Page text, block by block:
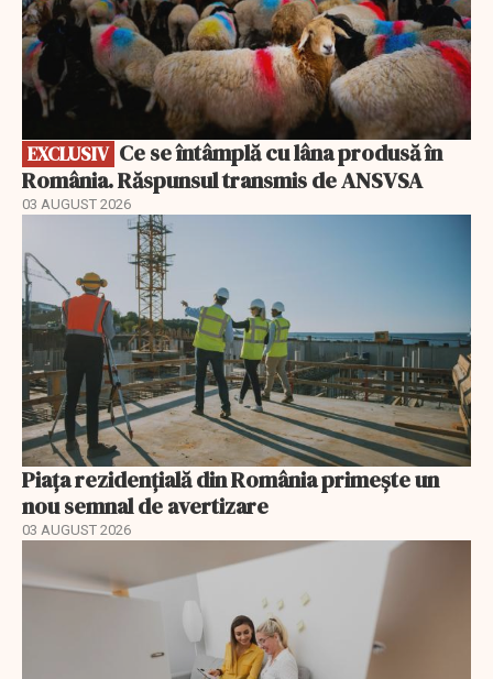
EXCLUSIV
România. Răspunsul transmis de ANSVSA
03 AUGUST 2026
Piața rezidențială din România primește un
nou semnal de avertizare
03 AUGUST 2026